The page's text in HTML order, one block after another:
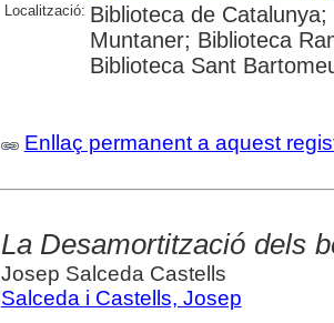
Localització: Biblioteca de
Muntaner; Biblioteca
Biblioteca Sant
Enllaç permanent a aquest
La Desamortització dels
Josep Salceda Castells
Salceda i Castells, Josep